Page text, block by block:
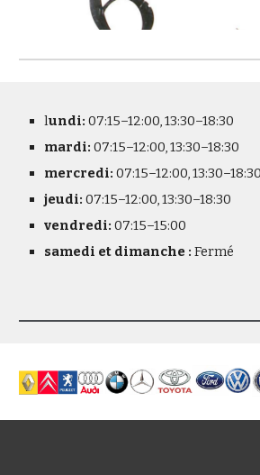
lundi: 07:15–12:00, 13:30–18:30
mardi:07:15–12:00, 13:30–18:30
mercredi: 07:15–12:00, 13:30–18:30
jeudi: 07:15–12:00, 13:30–18:30
vendredi: 07:15–15:00
samedi et dimanche : Fermé